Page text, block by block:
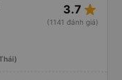
3.7 star_rate
(1141 đánh giá)